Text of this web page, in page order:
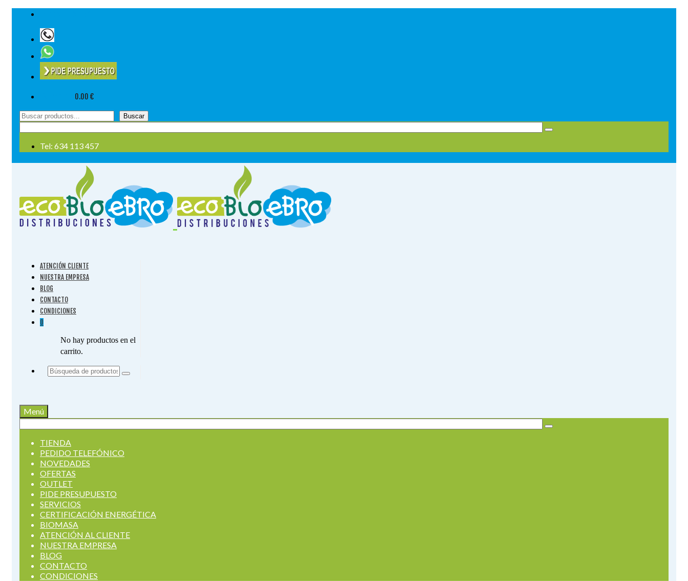
0.00 €
Buscar
Tel: 634 113 457
ATENCIÓN CLIENTE
NUESTRA EMPRESA
BLOG
CONTACTO
CONDICIONES
0
No hay productos en el
carrito.
Buscar
Menú
TIENDA
PEDIDO TELEFÓNICO
NOVEDADES
OFERTAS
OUTLET
PIDE PRESUPUESTO
SERVICIOS
CERTIFICACIÓN ENERGÉTICA
BIOMASA
ATENCIÓN AL CLIENTE
NUESTRA EMPRESA
BLOG
CONTACTO
CONDICIONES